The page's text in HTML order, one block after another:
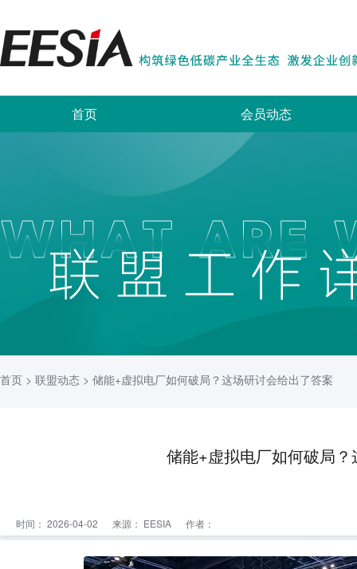
首页 会员动态
首页 > 联盟动态 > 储能+虚拟电厂如何破局？这场研讨会给出了答案
储能+虚拟电厂如何破局
时间： 2026-04-02 来源： EESIA 作者：